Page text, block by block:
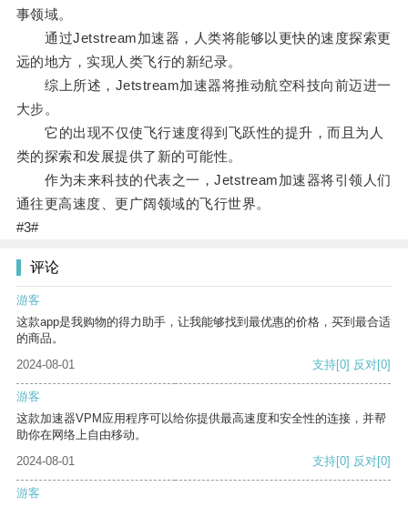
事领域。
通过Jetstream加速器，人类将能够以更快的速度探索更
远的地方，实现人类飞行的新纪录。
综上所述，Jetstream加速器将推动航空科技向前迈进一
大步。
它的出现不仅使飞行速度得到飞跃性的提升，而且为人
类的探索和发展提供了新的可能性。
作为未来科技的代表之一，Jetstream加速器将引领人们
通往更高速度、更广阔领域的飞行世界。
#3#
评论
游客
这款app是我购物的得力助手，让我能够找到最优惠的价格，买到最合适
的商品。
2024-08-01
支持[0] 反对[0]
游客
这款加速器VPM应用程序可以给你提供最高速度和安全性的连接，并帮
助你在网络上自由移动。
2024-08-01
支持[0] 反对[0]
游客